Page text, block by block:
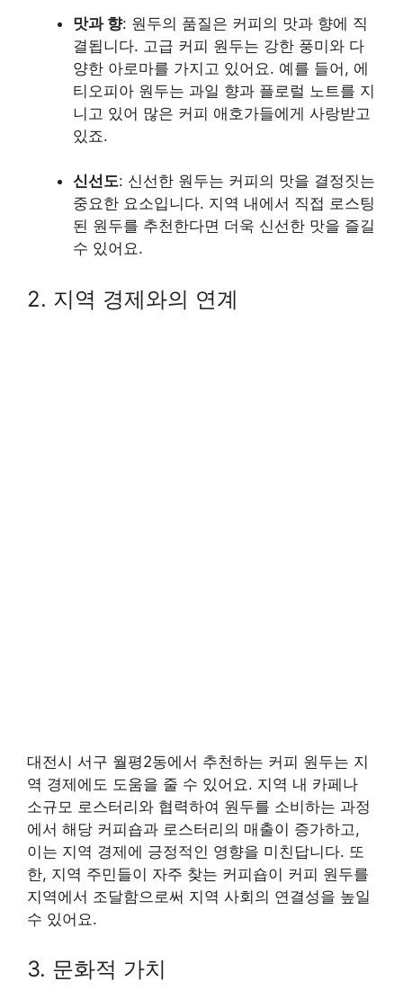
맛과 향: 원두의 품질은 커피의 맛과 향에 직
결됩니다. 고급 커피 원두는 강한 풍미와 다
양한 아로마를 가지고 있어요. 예를 들어, 에
티오피아 원두는 과일 향과 플로럴 노트를 지
니고 있어 많은 커피 애호가들에게 사랑받고
있죠.
신선도: 신선한 원두는 커피의 맛을 결정짓는
중요한 요소입니다. 지역 내에서 직접 로스팅
된 원두를 추천한다면 더욱 신선한 맛을 즐길
수 있어요.
2. 지역 경제와의 연계
대전시 서구 월평2동에서 추천하는 커피 원두는 지
역 경제에도 도움을 줄 수 있어요. 지역 내 카페나
소규모 로스터리와 협력하여 원두를 소비하는 과정
에서 해당 커피숍과 로스터리의 매출이 증가하고,
이는 지역 경제에 긍정적인 영향을 미친답니다. 또
한, 지역 주민들이 자주 찾는 커피숍이 커피 원두를
지역에서 조달함으로써 지역 사회의 연결성을 높일
수 있어요.
3. 문화적 가치